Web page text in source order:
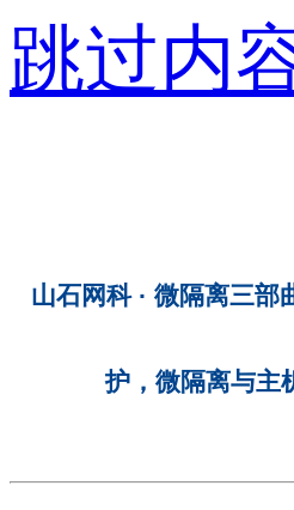
跳过内
山石网科 · 微隔离三部
护，微隔离与主